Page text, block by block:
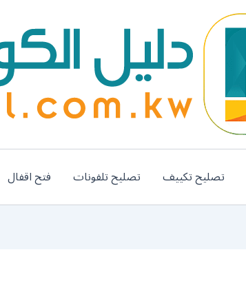
تصليح تكييف تصليح تلفونات فتح اقفال